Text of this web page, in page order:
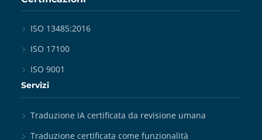
ISO 13485:2016
ISO 17100
ISO 9001
Servizi
Traduzione IA certificata da revisione umana
Traduzione certificata come funzionalità